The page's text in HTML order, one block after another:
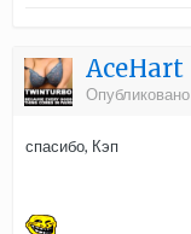
AceHart
Опубликовано
спасибо, Кэп